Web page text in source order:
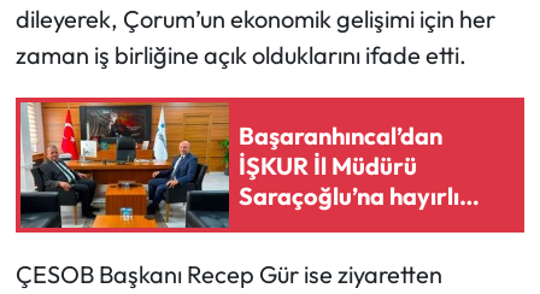
dileyerek, Çorum’un ekonomik gelişimi için her
zaman iş birliğine açık olduklarını ifade etti.
Başaranhıncal’dan
İŞKUR İl Müdürü
Saraçoğlu’na hayırlı
olsun ziyareti
ÇESOB Başkanı Recep Gür ise ziyaretten
Resmi İlan
Resmi Reklam
Sağlık
Siyaset
Spor